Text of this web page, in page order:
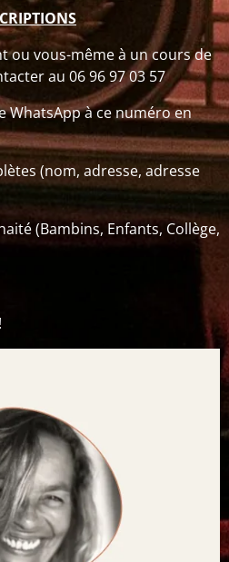
ou vous-même à un cours de
au 06 96 97 03 57
WhatsApp à ce numéro en
(nom, adresse, adresse
(Bambins, Enfants, Collège,